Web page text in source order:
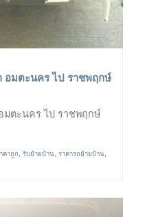
อมตะนคร ไป ราชพฤกษ์
มตะนคร ไป ราชพฤกษ์
คาถูก รับย้ายบ้าน ราคารถย้ายบ้าน